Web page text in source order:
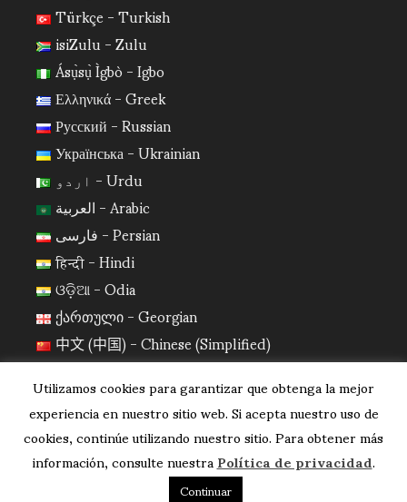
Türkçe - Turkish
isiZulu - Zulu
Ásụ̀sụ̀ Ìgbò - Igbo
Ελληνικά - Greek
Русский - Russian
Українська - Ukrainian
اردو - Urdu
العربية - Arabic
فارسی - Persian
हिन्दी - Hindi
ଓଡ଼ିଆ - Odia
ქართული - Georgian
中文 (中国) - Chinese (Simplified)
日本語 - Japanese
한국어 - Korean
Utilizamos cookies para garantizar que obtenga la mejor
experiencia en nuestro sitio web. Si acepta nuestro uso de
cookies, continúe utilizando nuestro sitio. Para obtener más
información, consulte nuestraPolítica de privacidad.
Continuar